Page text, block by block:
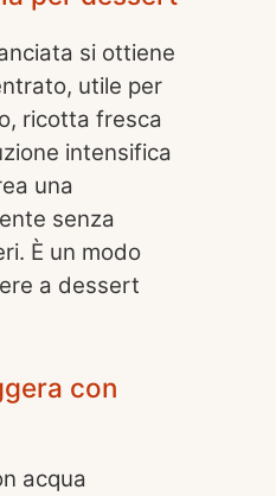
si ottiene
utile per
ricotta fresca
intensifica
una
senza
È un modo
a dessert
con
acqua